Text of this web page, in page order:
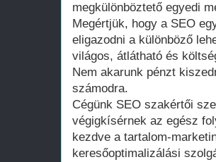
megkülönböztető egyedi
Megértjük, hogy a SEO
eligazodni a különböző
világos, átlátható és
Nem akarunk pénzt
számodra.
Cégünk SEO szakértői
végigkísérnek az egész
kezdve a tartalom-
keresőoptimalizálási